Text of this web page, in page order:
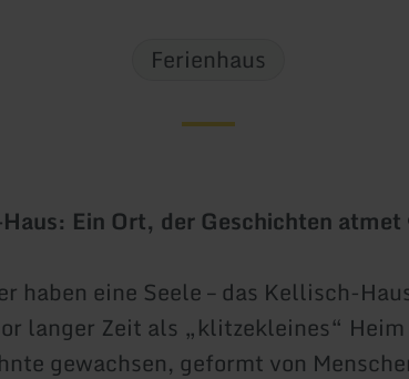
Ferienhaus
Ein Ort, der Geschichten
haben eine Seele – das Kellisch-
langer Zeit als „klitzekleines“
gewachsen, geformt von